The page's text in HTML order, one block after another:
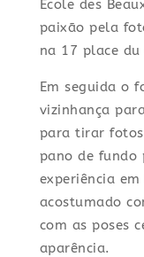
École des
paixão pela
na 17 place
Em seguida o
vizinhança
para tirar
pano de fundo
experiência
acostumado
com as poses
aparência.